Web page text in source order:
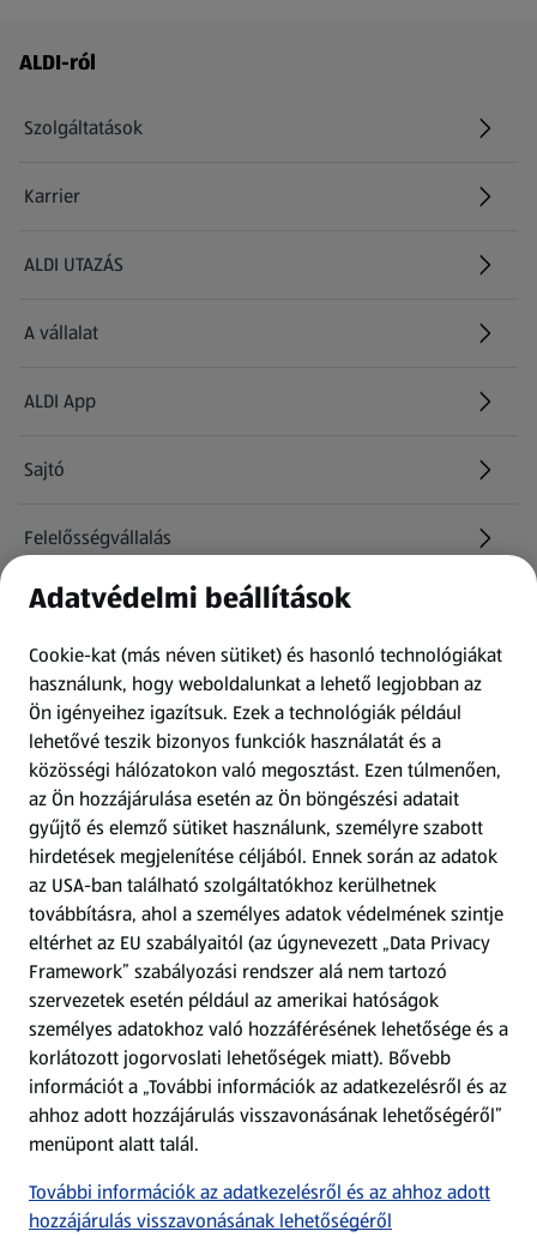
Láblécmenü - további linkek
ALDI-ról
Szolgáltatások
Karrier
(új oldalon nyílik meg)
ALDI UTAZÁS
(új oldalon nyílik meg)
A vállalat
ALDI App
Sajtó
Felelősségvállalás
Információk
Kérdőív
Fizetési lehetőségek
ALDI utalványok
Árcsökkentés
Adattörlő alkalmazás
Szervizpont
(új oldalon nyílik meg)
Fedezz fel minket az interneten!
Töltsd le az ALDI Magyarország applikációt!
Adatvédelmi beállítások
Cookie-kat (más néven sütiket) és hasonló technológiákat
használunk, hogy weboldalunkat a lehető legjobban az
Ön igényeihez igazítsuk. Ezek a technológiák például
lehetővé teszik bizonyos funkciók használatát és a
közösségi hálózatokon való megosztást. Ezen túlmenően,
az Ön hozzájárulása esetén az Ön böngészési adatait
gyűjtő és elemző sütiket használunk, személyre szabott
hirdetések megjelenítése céljából. Ennek során az adatok
az USA-ban található szolgáltatókhoz kerülhetnek
továbbításra, ahol a személyes adatok védelmének szintje
eltérhet az EU szabályaitól (az úgynevezett „Data Privacy
Framework” szabályozási rendszer alá nem tartozó
szervezetek esetén például az amerikai hatóságok
személyes adatokhoz való hozzáférésének lehetősége és a
korlátozott jogorvoslati lehetőségek miatt). Bővebb
információt a „További információk az adatkezelésről és az
ahhoz adott hozzájárulás visszavonásának lehetőségéről”
menüpont alatt talál.
További információk az adatkezelésről és az ahhoz adott
hozzájárulás visszavonásának lehetőségéről